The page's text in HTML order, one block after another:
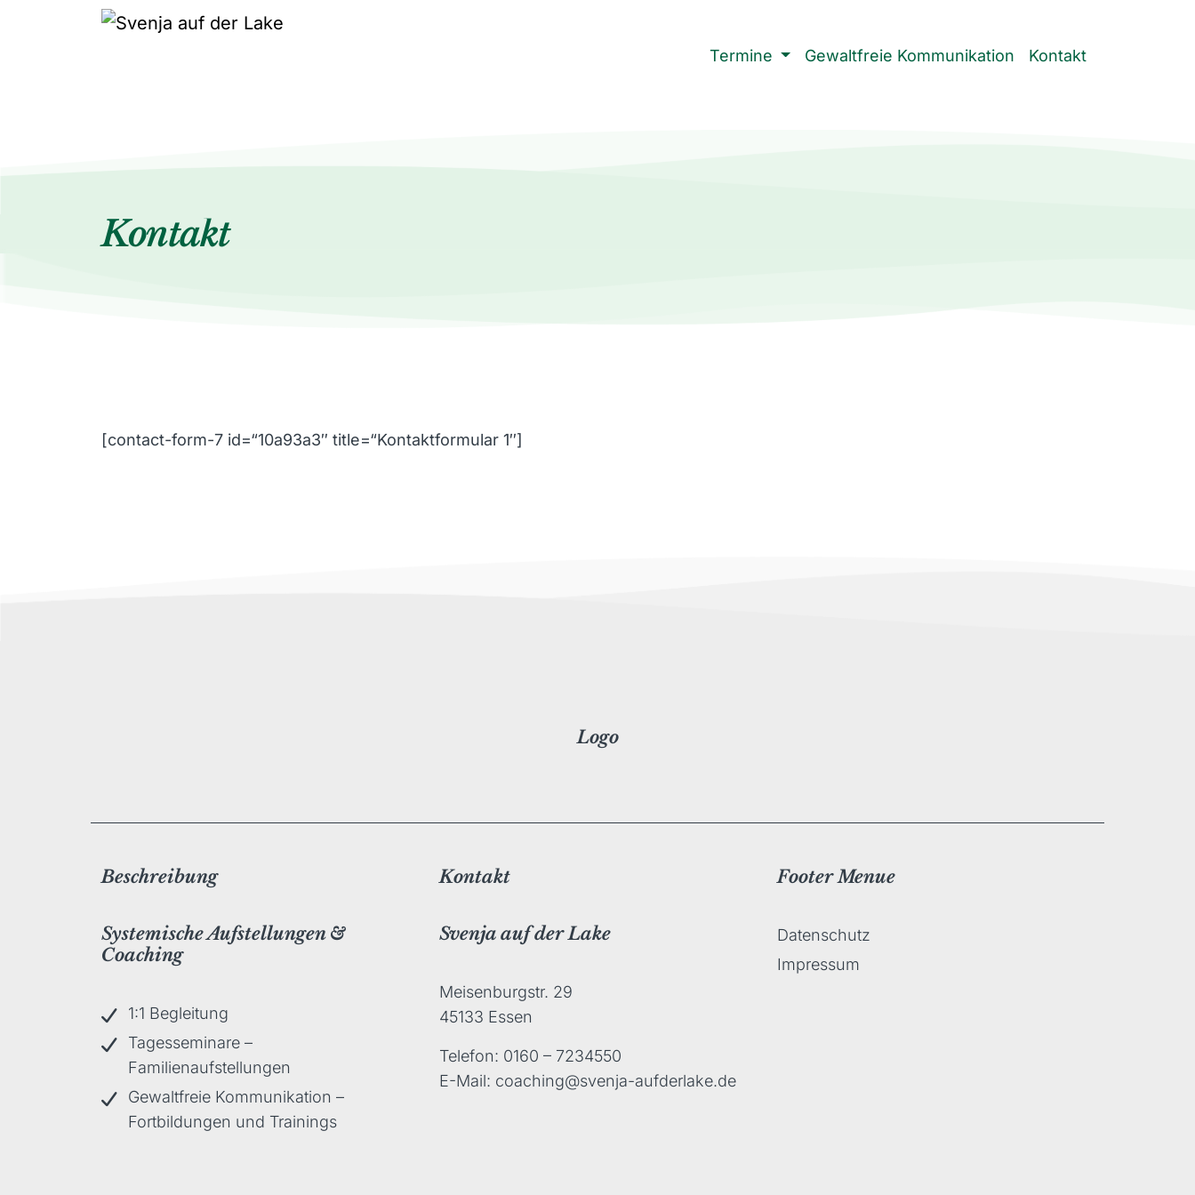
Zum Hauptinhalt springen
Termine Gewaltfreie Kommunikation Kontakt
Kontakt
[contact-form-7 id=“10a93a3″ title=“Kontaktformular 1″]
Logo
Beschreibung
Systemische Aufstellungen &
Coaching
1:1 Begleitung
Tagesseminare –
Familienaufstellungen
Gewaltfreie Kommunikation –
Fortbildungen und Trainings
Kontakt
Svenja auf der Lake
Meisenburgstr. 29
45133 Essen
Telefon: 0160 – 7234550
E-Mail: coaching@svenja-aufderlake.de
Footer Menue
Datenschutz
Impressum